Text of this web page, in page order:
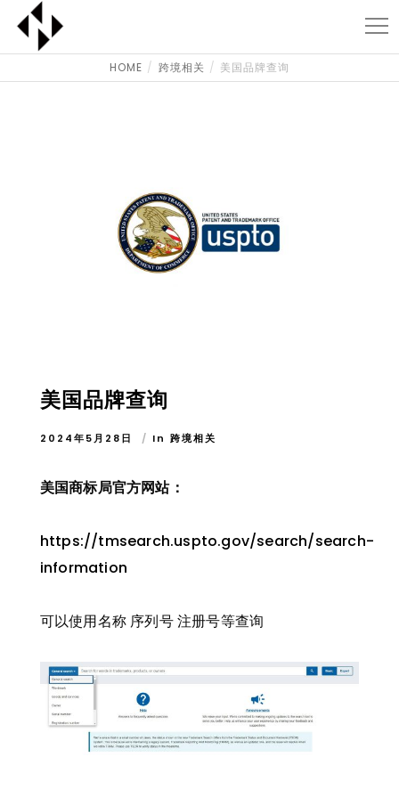
HOME 跨境相关 美国品牌查询
美国品牌查询
2024年5月28日 In 跨境相关
美国商标局官方网站：
https://tmsearch.uspto.gov/search/search-
information
可以使用名称 序列号 注册号等查询